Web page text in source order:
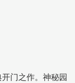
门之作。神秘园